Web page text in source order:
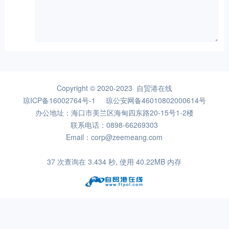
Copyright © 2020-2023 自贸港在线
琼ICP备16002764号-1
琼公安网备46010802000614号
办公地址：海口市美兰区海甸四东路20-15号1-2楼
联系电话：0898-66269303
Email：corp@zeemeang.com
37 次查询在 3.434 秒, 使用 40.22MB 内存